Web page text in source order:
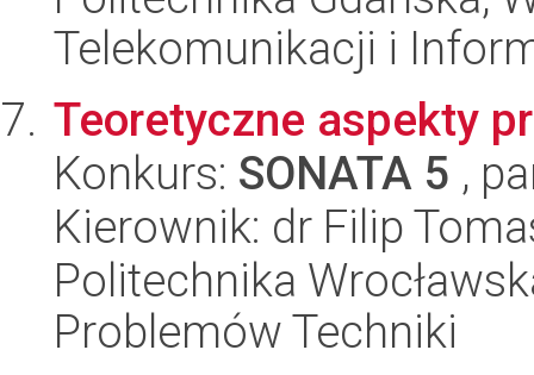
Telekomunikacji i
Teoretyczne aspekty
Konkurs: SONATA 5 ,
Kierownik: dr Filip
Politechnika
Problemów Techniki